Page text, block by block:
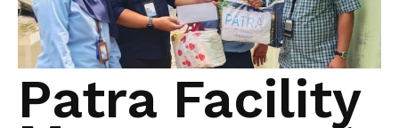
Patra Facility